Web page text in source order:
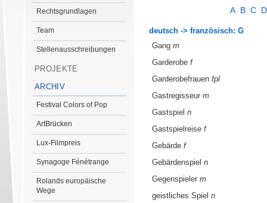
Rechtsgrundlagen
Team
Stellenausschreibungen
PROJEKTE
ARCHIV
Festival Colors of Pop
ArtBrücken
Lux-Filmpreis
Synagoge Fénétrange
Rolands europäische
Wege
A B C
deutsch -> französisch: G
Gang m
Garderobe f
Garderobefrauen fpl
Gastregisseur m
Gastspiel n
Gastspielreise f
Gebärde f
Gebärdenspiel n
Gegenspieler m
geistliches Spiel n